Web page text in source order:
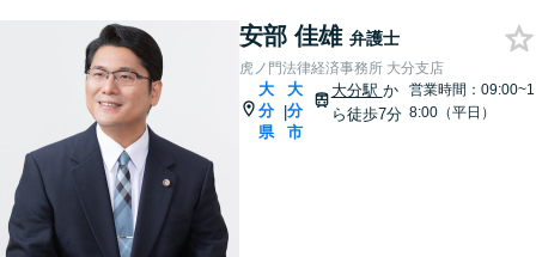
安部 佳雄 弁護士
虎ノ門法律経済事務所 大分支店
大
分
県
|
大
分
市
大分駅 か
ら徒歩7分
営業時間：09:00~1
8:00（平日）